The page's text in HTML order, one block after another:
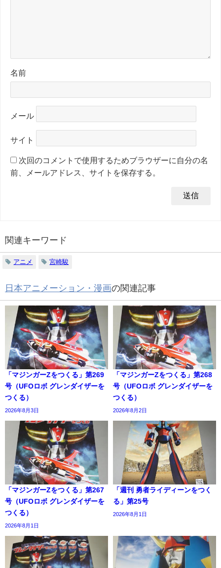
名前
メール
サイト
次回のコメントで使用するためブラウザーに自分の名
前、メールアドレス、サイトを保存する。
関連キーワード
アニメ 宮崎駿
日本アニメーション・漫画の関連記事
「マジンガーZをつくる」第269
号（UFOロボ グレンダイザーを
つくる）
2026年8月3日
「マジンガーZをつくる」第268
号（UFOロボ グレンダイザーを
つくる）
2026年8月2日
「マジンガーZをつくる」第267
号（UFOロボ グレンダイザーを
つくる）
2026年8月1日
「週刊 勇者ライディーンをつく
る」第25号
2026年8月1日